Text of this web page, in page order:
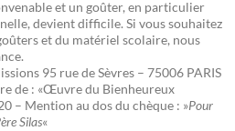
et un goûter, en particulier
devient difficile. Si vous souhaitez
et du matériel scolaire, nous
95 rue de Sèvres – 75006 PARIS
de : «Œuvre du Bienheureux
– Mention au dos du chèque : »Pour
Silas«